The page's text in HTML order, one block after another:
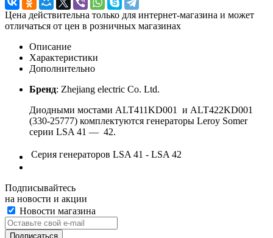
Цена действительна только для интернет-магазина и может
отличаться от цен в розничных магазинах
Описание
Характеристики
Дополнительно
Бренд: Zhejiang electric Co. Ltd.
Диодными мостами ALT411KD001 и ALT422KD001
(330-25777) комплектуются генераторы Leroy Somer
серии LSA 41 — 42.
Серия генераторов LSA 41 - LSA 42
Подписывайтесь
на новости и акции
Новости магазина